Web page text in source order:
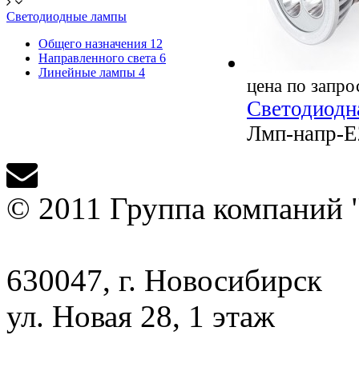
Светодиодные лампы
Общего назначения 12
Направленного света 6
Линейные лампы 4
цена по
Лмп-напр-
© 2011 Группа
630047, г. Новосибирск
ул. Новая 28, 1 этаж